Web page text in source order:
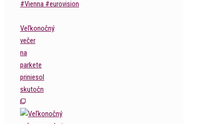
Veľkonočný
večer
na
parkete
priniesol
skutočn